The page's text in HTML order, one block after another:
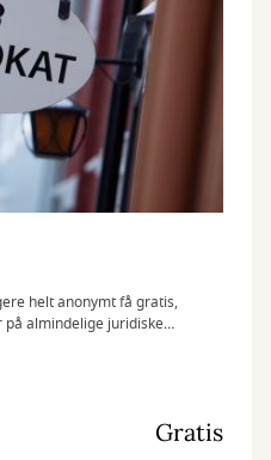
helt anonymt få gratis,
almindelige juridiske
forældremyndighed,
og erstatning.
Gratis